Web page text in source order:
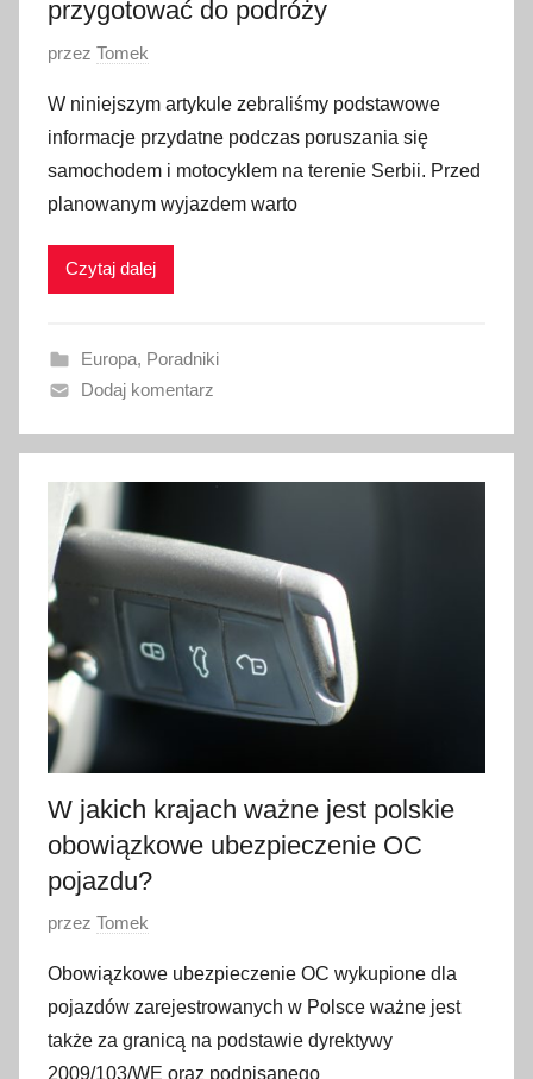
przygotować do podróży
O
u
b
l
i
w
n
o
5
s
c
z
n
a
2
0
przez Tomek
W niniejszym artykule zebraliśmy podstawowe
informacje przydatne podczas poruszania się
samochodem i motocyklem na terenie Serbii. Przed
planowanym wyjazdem warto
Czytaj dalej
Europa, Poradniki
Dodaj komentarz
W jakich krajach ważne jest polskie
obowiązkowe ubezpieczenie OC
pojazdu?
O
u
b
l
przez Tomek
Obowiązkowe ubezpieczenie OC wykupione dla
pojazdów zarejestrowanych w Polsce ważne jest
także za granicą na podstawie dyrektywy
2009/103/WE oraz podpisanego